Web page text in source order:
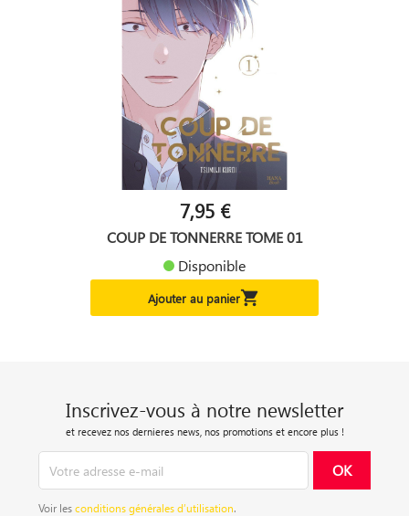
7,95 €
COUP DE TONNERRE TOME 01
Disponible
Ajouter au panier
Inscrivez-vous à notre newsletter
et recevez nos dernieres news, nos promotions et encore plus !
Voir lesconditions générales d’utilisation.